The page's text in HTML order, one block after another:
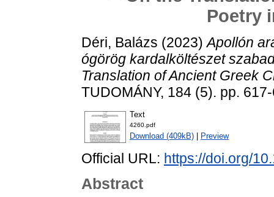
Poetry
Déri, Balázs (2023)Apollón
ógörög kardalköltészet
Translation of Ancient Greek
TUDOMÁNY, 184 (5). pp.
Text
4260.pdf
Download (409kB) Preview
Official URL: https://doi.org/
Abstract